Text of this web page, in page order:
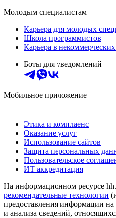
Молодым специалистам
Карьера для молодых
Школа программистов
Карьера в
Боты для уведомлений
Мобильное приложение
Этика и комплаенс
Оказание услуг
Использование сайтов
Защита персональных
Пользовательское
ИТ аккредитация
На информационном ресурсе
рекомендательные технологии
предоставления информации на
и анализа сведений,